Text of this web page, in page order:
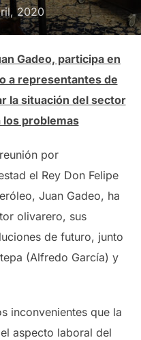
2020
Gadeo, participa en
a representantes de
la situación del sector
los problemas
por
el Rey Don Felipe
Juan Gadeo, ha
olivarero, sus
de futuro, junto
(Alfredo García) y
inconvenientes que la
aspecto laboral del